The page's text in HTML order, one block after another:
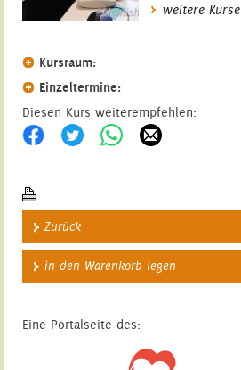
weitere Kurse
Kursraum:
Einzeltermine:
Diesen Kurs weiterempfehlen:
Zurück
in den Warenkorb legen
Eine Portalseite des: